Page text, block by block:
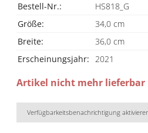
Bestell-Nr.:
HS818_G
Größe:
34,0 cm
Breite:
36,0 cm
Erscheinungsjahr: 2021
Artikel nicht mehr lieferbar
Verfügbarkeitsbenachrichtigung